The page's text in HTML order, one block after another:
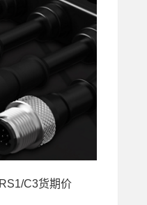
C3货期价